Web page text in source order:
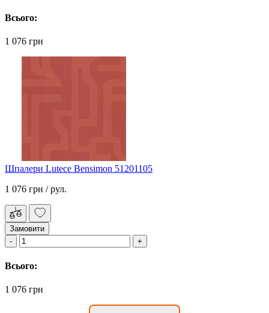
Всього:
1 076 грн
Шпалери Lutece Bensimon 51201105
1 076 грн / рул.
Замовити
Всього:
1 076 грн